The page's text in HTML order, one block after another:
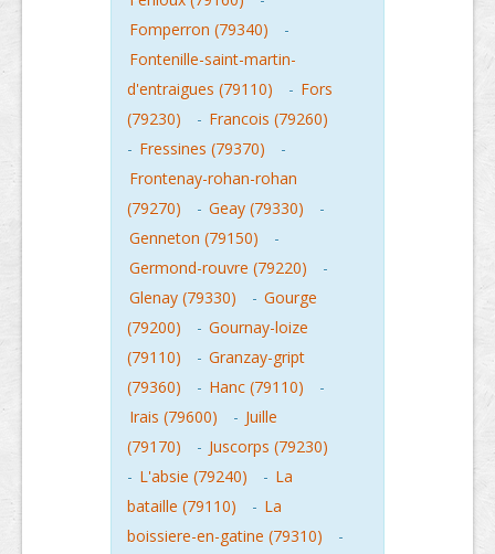
Fomperron (79340)
-
Fontenille-saint-martin-
d'entraigues (79110)
- Fors
(79230)
- Francois (79260)
- Fressines (79370)
-
Frontenay-rohan-rohan
(79270)
- Geay (79330)
-
Genneton (79150)
-
Germond-rouvre (79220)
-
Glenay (79330)
- Gourge
(79200)
- Gournay-loize
(79110)
- Granzay-gript
(79360)
- Hanc (79110)
-
Irais (79600)
- Juille
(79170)
- Juscorps (79230)
- L'absie (79240) - La
bataille (79110)
- La
boissiere-en-gatine (79310)
-